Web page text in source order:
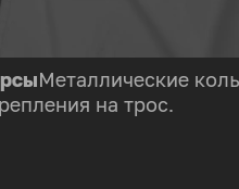
Металлические
на трос.